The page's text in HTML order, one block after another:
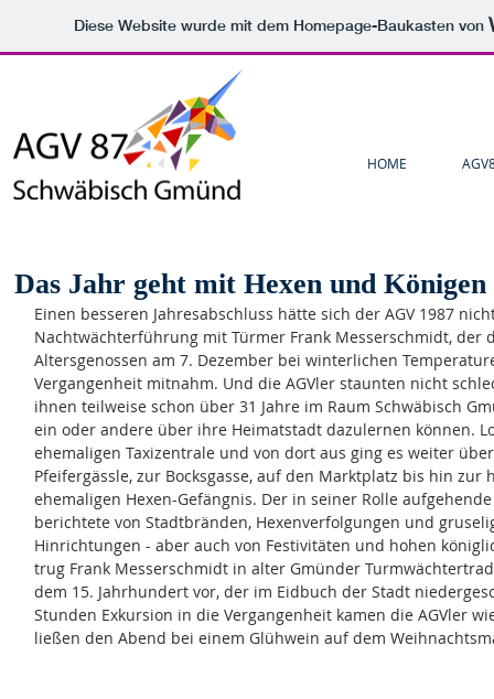
Diese Website wurde mit dem Homepage-Baukasten von
HOME
Das Jahr geht mit Hexen und Königen
Einen besseren Jahresabschluss hätte sich der AGV 1987
Nachtwächterführung mit Türmer Frank Messerschmidt, der
Altersgenossen am 7. Dezember bei winterlichen
Vergangenheit mitnahm. Und die AGVler staunten nicht
ihnen teilweise schon über 31 Jahre im Raum Schwäbisch
ein oder andere über ihre Heimatstadt dazulernen können.
ehemaligen Taxizentrale und von dort aus ging es weiter
Pfeifergässle, zur Bocksgasse, auf den Marktplatz bis hin
ehemaligen Hexen-Gefängnis. Der in seiner Rolle
berichtete von Stadtbränden, Hexenverfolgungen und
Hinrichtungen - aber auch von Festivitäten und hohen
trug Frank Messerschmidt in alter Gmünder
dem 15. Jahrhundert vor, der im Eidbuch der Stadt
Stunden Exkursion in die Vergangenheit kamen die AGVler
ließen den Abend bei einem Glühwein auf dem